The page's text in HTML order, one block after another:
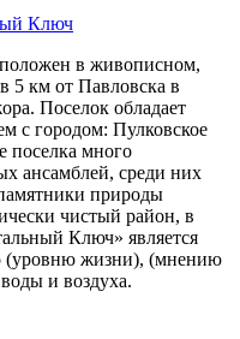
в живописном,
5 км от Павловска в
Поселок обладает
с городом: Пулковское
поселка много
ансамблей, среди них
природы
чистый район, в
Ключ» является
(уровню жизни), (мнению
и воздуха.